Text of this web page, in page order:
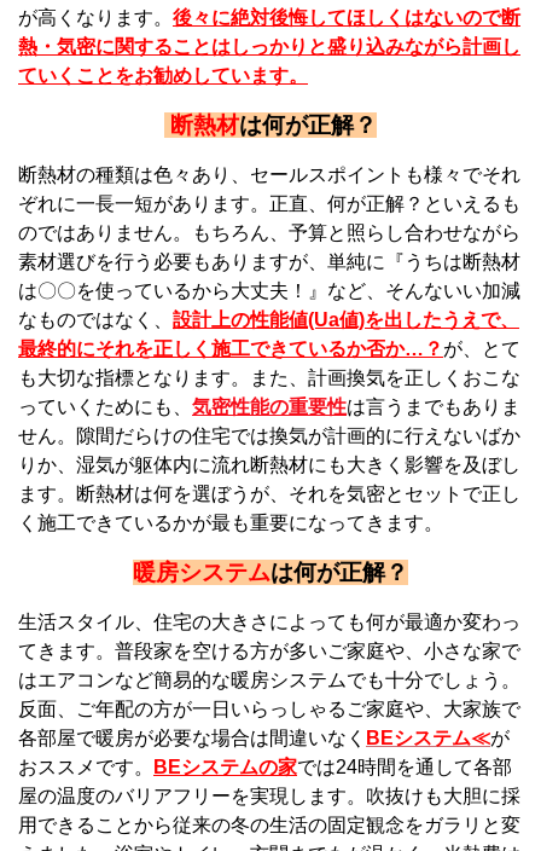
が高くなります。 後々に絶対後悔してほしくはないので断
熱・気密に関することはしっかりと盛り込みながら計画し
ていくことをお勧めしています。
断熱材は何が正解？
断熱材の種類は色々あり、セールスポイントも様々でそれ
ぞれに一長一短があります。正直、何が正解？といえるも
のではありません。もちろん、予算と照らし合わせながら
素材選びを行う必要もありますが、単純に『うちは断熱材
は〇〇を使っているから大丈夫！』など、そんないい加減
なものではなく、 設計上の性能値(Ua値)を出したうえで、
最終的にそれを正しく施工できているか否か…？ が、とて
も大切な指標となります。また、計画換気を正しくおこな
っていくためにも、 気密性能の重要性は言うまでもありま
せん。隙間だらけの住宅では換気が計画的に行えないばか
りか、湿気が躯体内に流れ断熱材にも大きく影響を及ぼし
ます。断熱材は何を選ぼうが、それを気密とセットで正し
く施工できているかが最も重要になってきます。
暖房システムは何が正解？
生活スタイル、住宅の大きさによっても何が最適か変わっ
てきます。普段家を空ける方が多いご家庭や、小さな家で
はエアコンなど簡易的な暖房システムでも十分でしょう。
反面、ご年配の方が一日いらっしゃるご家庭や、大家族で
各部屋で暖房が必要な場合は間違いなく BEシステム≪が
おススメです。
BEシステムの家では24時間を通して各部
屋の温度のバリアフリーを実現します。吹抜けも大胆に採
用できることから従来の冬の生活の固定観念をガラリと変